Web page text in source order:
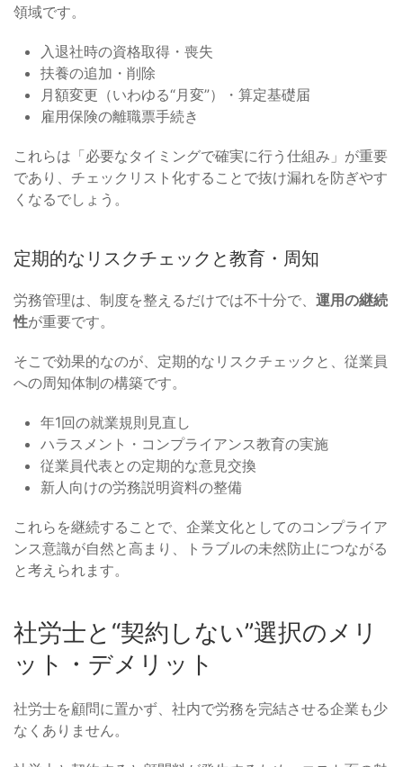
領域です。
入退社時の資格取得・喪失
扶養の追加・削除
月額変更（いわゆる“月変”）・算定基礎届
雇用保険の離職票手続き
これらは「必要なタイミングで確実に行う仕組み」が重要
であり、チェックリスト化することで抜け漏れを防ぎやす
くなるでしょう。
定期的なリスクチェックと教育・周知
労務管理は、制度を整えるだけでは不十分で、 運用の継続
性が重要です。
そこで効果的なのが、定期的なリスクチェックと、従業員
への周知体制の構築です。
年1回の就業規則見直し
ハラスメント・コンプライアンス教育の実施
従業員代表との定期的な意見交換
新人向けの労務説明資料の整備
これらを継続することで、企業文化としてのコンプライア
ンス意識が自然と高まり、トラブルの未然防止につながる
と考えられます。
社労士と“契約しない”選択のメリ
ット・デメリット
社労士を顧問に置かず、社内で労務を完結させる企業も少
なくありません。